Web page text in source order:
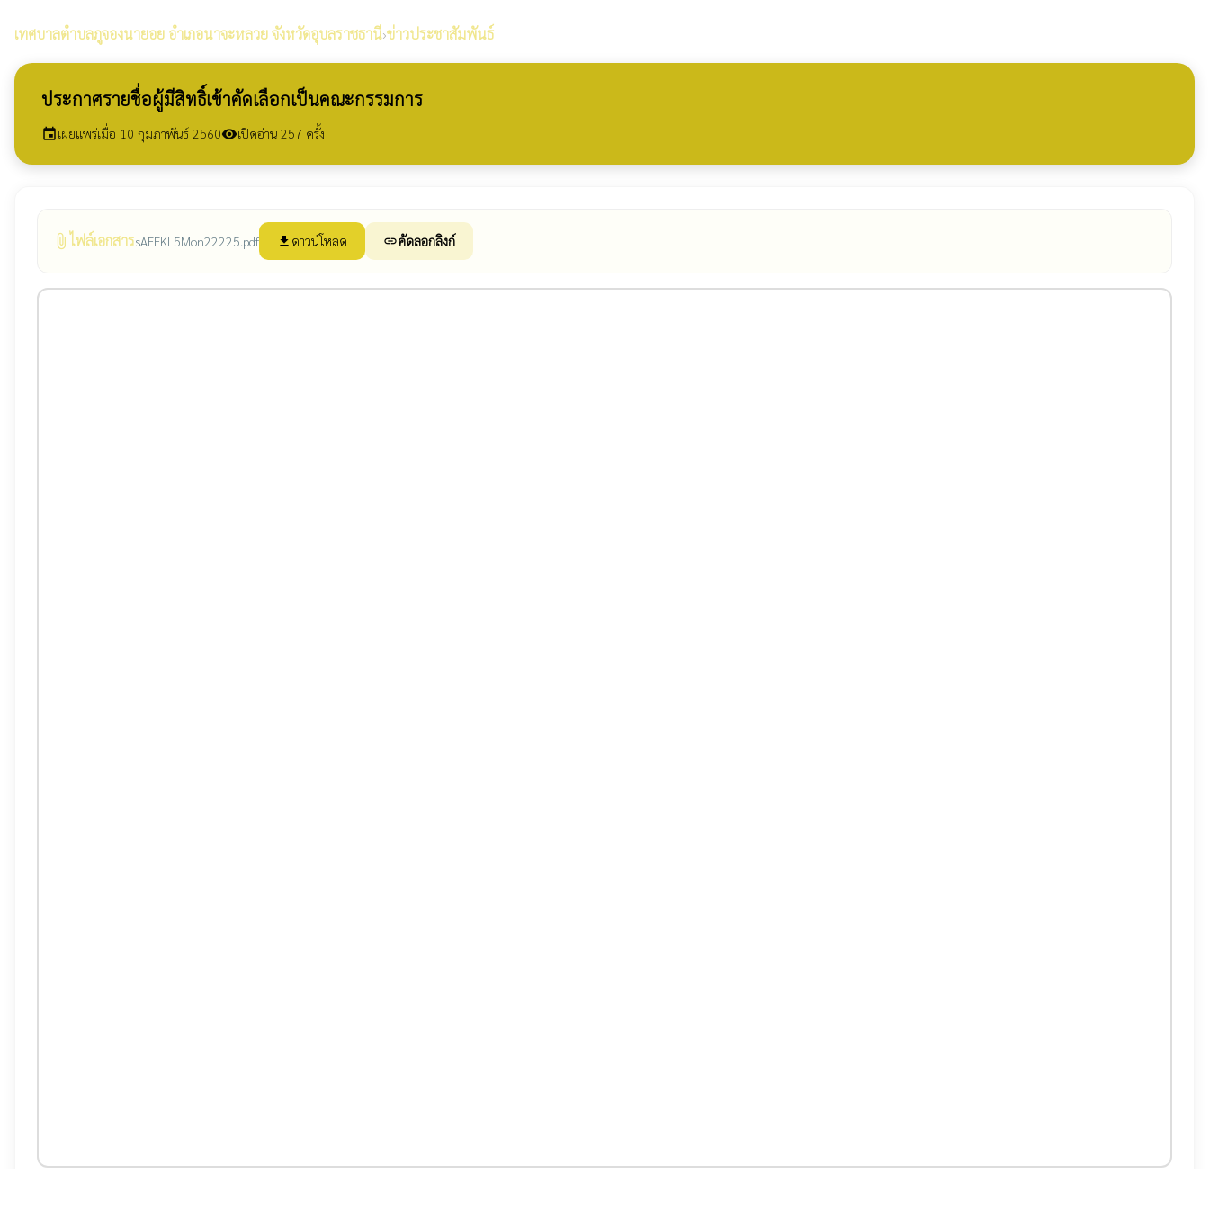
เทศบาลตำบลภูจองนายอย อำเภอนาจะหลวย จังหวัดอุบลราชธานี›ข่าวประชาสัมพันธ์
ประกาศรายชื่อผู้มีสิทธิ์เข้าคัดเลือกเป็นคณะกรรมการ
eventเผยแพร่เมื่อ 10 กุมภาพันธ์ 2560visibilityเปิดอ่าน 257 ครั้ง
attach_file ไฟล์เอกสารsAEEKL5Mon22225.pdf file_download ดาวน์โหลด linkคัดลอกลิงก์